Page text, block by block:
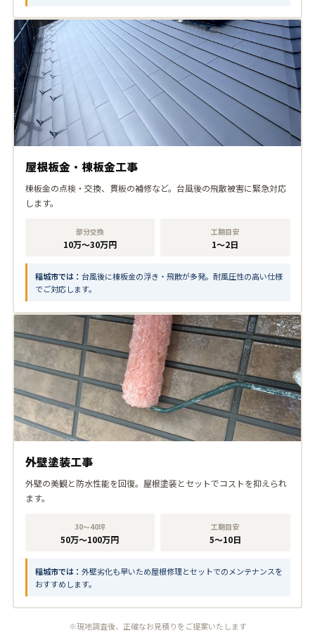
屋根板金・棟板金工事
棟板金の点検・交換、貫板の補修など。台風後の飛散被害に緊急対応
します。
部分交換
10万〜30万円
工期目安
1〜2日
稲城市では： 台風後に棟板金の浮き・飛散が多発。耐風圧性の高い仕様
でご対応します。
外壁塗装工事
外壁の美観と防水性能を回復。屋根塗装とセットでコストを抑えられ
ます。
30〜40坪
50万〜100万円
工期目安
5〜10日
稲城市では： 外壁劣化も早いため屋根修理とセットでのメンテナンスを
おすすめします。
※現地調査後、正確なお見積りをご提案いたします